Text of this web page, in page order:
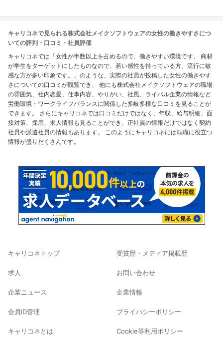
キャリコネで見られる株式会社メイクソフトウェアの女性の働きやすさにつ
いての評判・口コミ・社員評価
キャリコネでは「女性が半数以上を占めるので、働きやすい環境です。 商材
が学生をターゲットにしたものなので、若い感性を持っている方、流行に敏
感な方が多い印象です。」のような、実際の社員が投稿した女性の働きやす
さについての口コミが観覧でき、 他にも株式会社メイクソフトウェアの職場
の雰囲気、社内恋愛、仕事内容、やりがい、社風、ライバル企業の情報など
労働環境・ワークライフバランスに関係した多岐多様な口コミを見ることが
できます。 さらにキャリコネでは口コミだけではなく、年収、給与明細、面
接対策、採用、求人情報も見ることができ、正社員の情報だけではなく契約
社員や派遣社員の情報もあります。 このようにキャリコネには転職に役立つ
情報が盛りだくさんです。
キャリコネトップ
求人
企業ニュース
会員ID管理
キャリコネとは
受賞歴・メディア掲載歴
お問い合わせ
企業情報
プライバシーポリシー
Cookie等利用ポリシー